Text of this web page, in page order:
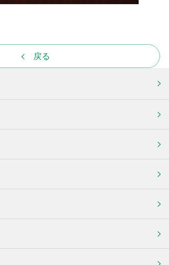
戻る